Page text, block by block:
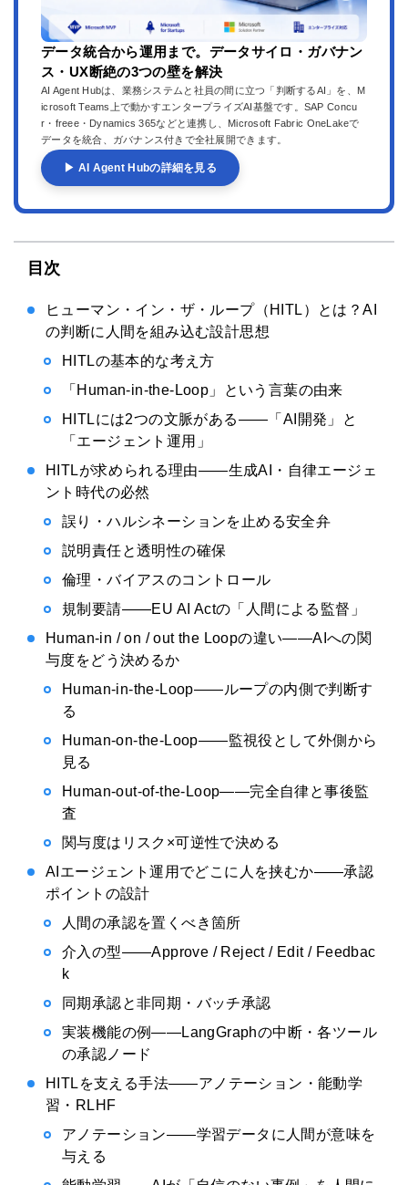
データ統合から運用まで。データサイロ・ガバナン
ス・UX断絶の3つの壁を解決
AI Agent Hubは、業務システムと社員の間に立つ「判断するAI」を、M
icrosoft Teams上で動かすエンタープライズAI基盤です。SAP Concu
r・freee・Dynamics 365などと連携し、Microsoft Fabric OneLakeで
データを統合、ガバナンス付きで全社展開できます。
▶ AI Agent Hubの詳細を見る
目次
ヒューマン・イン・ザ・ループ（HITL）とは？AI
の判断に人間を組み込む設計思想
HITLの基本的な考え方
「Human-in-the-Loop」という言葉の由来
HITLには2つの文脈がある——「AI開発」と
「エージェント運用」
HITLが求められる理由——生成AI・自律エージェ
ント時代の必然
誤り・ハルシネーションを止める安全弁
説明責任と透明性の確保
倫理・バイアスのコントロール
規制要請——EU AI Actの「人間による監督」
Human-in / on / out the Loopの違い——AIへの関
与度をどう決めるか
Human-in-the-Loop——ループの内側で判断す
る
Human-on-the-Loop——監視役として外側から
見る
Human-out-of-the-Loop——完全自律と事後監
査
関与度はリスク×可逆性で決める
AIエージェント運用でどこに人を挟むか——承認
ポイントの設計
人間の承認を置くべき箇所
介入の型——Approve / Reject / Edit / Feedbac
k
同期承認と非同期・バッチ承認
実装機能の例——LangGraphの中断・各ツール
の承認ノード
HITLを支える手法——アノテーション・能動学
習・RLHF
アノテーション——学習データに人間が意味を
与える